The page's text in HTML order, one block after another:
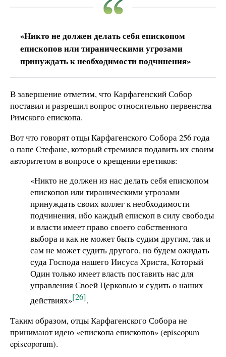
«Никто не должен делать себя епископом
епископов или тираническими угрозами
принуждать к необходимости подчинения»
В завершение отметим, что Карфагенский Собор
поставил и разрешил вопрос относительно первенства
Римского епископа.
Вот что говорят отцы Карфагенского Собора 256 года
о папе Стефане, который стремился подавить их своим
авторитетом в вопросе о крещении еретиков:
«Никто не должен из нас делать себя епископом
епископов или тираническими угрозами
принуждать своих коллег к необходимости
подчинения, ибо каждый епископ в силу свободы
и власти имеет право своего собственного
выбора и как не может быть судим другим, так и
сам не может судить другого, но будем ожидать
суда Господа нашего Иисуса Христа, Который
Один только имеет власть поставить нас для
управления Своей Церковью и судить о наших
действиях»[26].
Таким образом, отцы Карфагенского Собора не
принимают идею «епископа епископов» (episcopum
episcoporum).